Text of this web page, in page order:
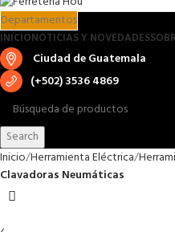
Departamentos
INICIONOTICIAS Y NOVEDADES
Ciudad de Guatemala
(+502) 3536 4869
Search
Inicio Herramienta Eléctrica
Clavadoras Neumáticas